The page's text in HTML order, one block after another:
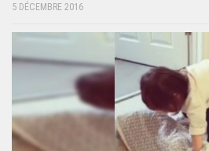
5 DÉCEMBRE 2016